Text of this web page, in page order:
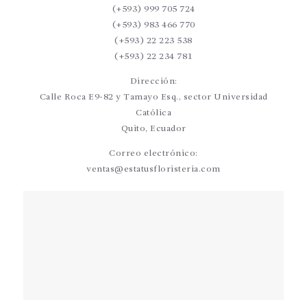
(+593) 999 705 724
(+593) 983 466 770
(+593) 22 223 538
(+593) 22 234 781
Dirección:
Calle Roca E9-82 y Tamayo Esq., sector Universidad
Católica
Quito, Ecuador
Correo electrónico:
ventas@estatusfloristeria.com